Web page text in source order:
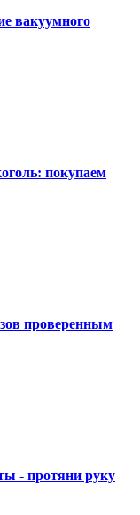
вакуумного
покупаем
проверенным
- протяни руку